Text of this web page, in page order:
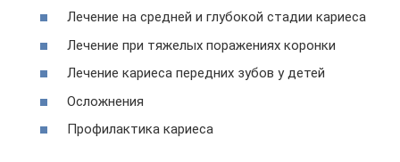
Лечение на средней и глубокой стадии кариеса
Лечение при тяжелых поражениях коронки
Лечение кариеса передних зубов у детей
Осложнения
Профилактика кариеса